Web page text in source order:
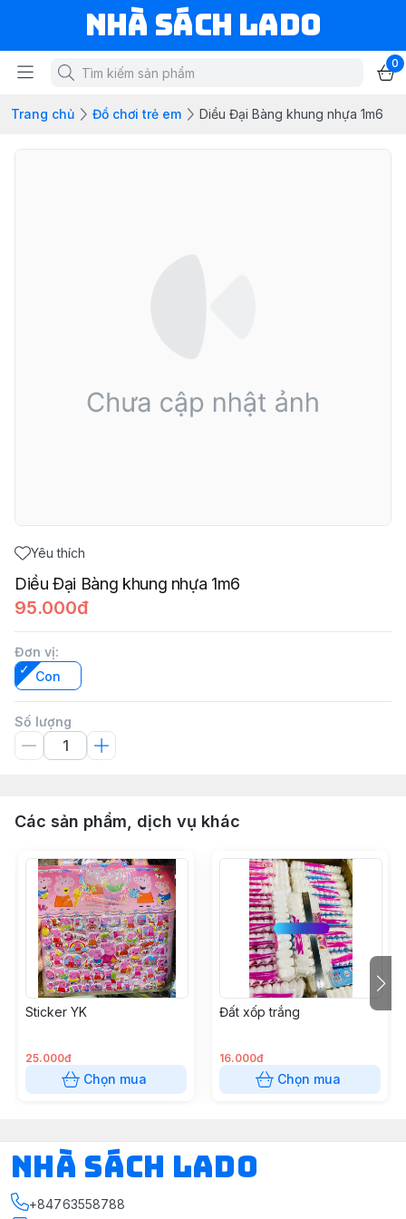
NHÀ SÁCH LADO
0
Trang chủ Đồ chơi trẻ em Diều Đại Bàng khung nhựa 1m6
Yêu thích
Diều Đại Bàng khung nhựa 1m6
95.000đ
Đơn vị:
Con
Số lượng
Các sản phẩm, dịch vụ khác
Sticker YK
25.000đ
Chọn mua
Đất xốp trắng
16.000đ
Chọn mua
NHÀ SÁCH LADO
+84763558788